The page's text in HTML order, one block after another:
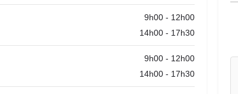
9h00 - 12h00
14h00 - 17h30
9h00 - 12h00
14h00 - 17h30